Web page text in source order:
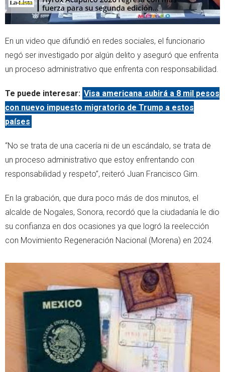
En un video que difundió en redes sociales, el funcionario
negó ser investigado por algún delito y aseguró que enfrenta
un proceso administrativo que enfrenta con responsabilidad.
Te puede interesar: Visa americana subirá a 8 mil pesos
con nuevo impuesto migratorio de Trump a estos
países
“No se trata de una cacería ni de un escándalo, se trata de
un proceso administrativo que estoy enfrentando con
responsabilidad y respeto”, reiteró Juan Francisco Gim.
En la grabación, que dura poco más de dos minutos, el
alcalde de Nogales, Sonora, recordó que la ciudadanía le dio
su confianza en dos ocasiones ya que logró la reelección
con Movimiento Regeneración Nacional (Morena) en 2024.